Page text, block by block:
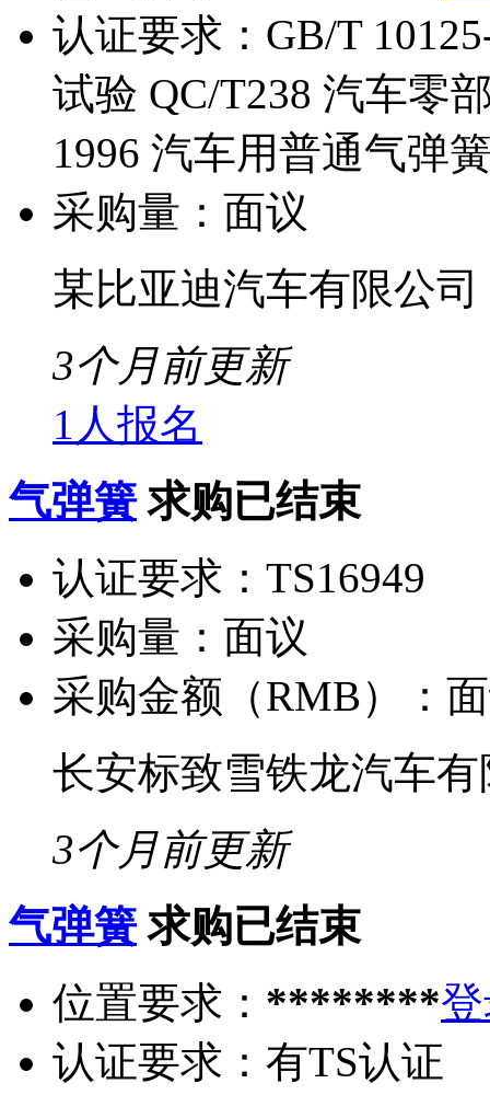
认证要求： GB/T
试验 QC/T238 汽车零
1996 汽车用普通气弹
采购量： 面议
某比亚迪汽车有限公司
3个月前更新
1人报名
气弹簧 求购已结束
认证要求： TS16949
采购量： 面议
采购金额（RMB）：
长安标致雪铁龙汽车
3个月前更新
气弹簧 求购已结束
位置要求： ********
认证要求： 有TS认证